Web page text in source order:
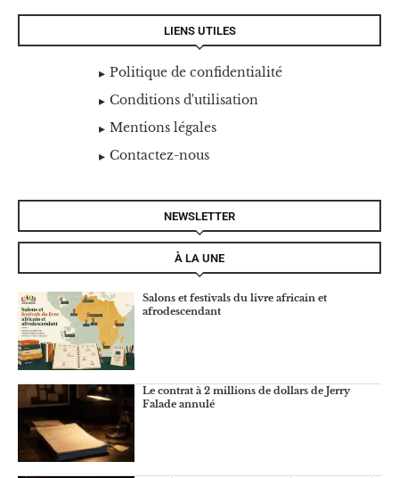
LIENS UTILES
Politique de confidentialité
Conditions d'utilisation
Mentions légales
Contactez-nous
NEWSLETTER
À LA UNE
Salons et festivals du livre africain et
afrodescendant
Le contrat à 2 millions de dollars de Jerry
Falade annulé